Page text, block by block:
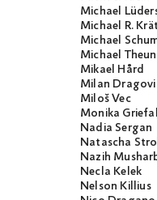
Michael
Michael R.
Michael
Michael
Mikael Hård
Milan
Miloš Vec
Monika
Nadia Sergan
Natascha
Nazih
Necla Kelek
Nelson Killius